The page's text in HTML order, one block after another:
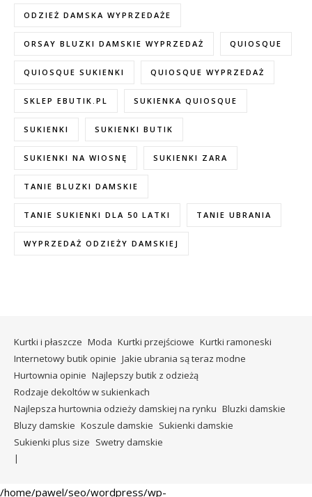
ODZIEŻ DAMSKA WYPRZEDAŻE
ORSAY BLUZKI DAMSKIE WYPRZEDAŻ QUIOSQUE
QUIOSQUE SUKIENKI QUIOSQUE WYPRZEDAŻ
SKLEP EBUTIK.PL SUKIENKA QUIOSQUE
SUKIENKI SUKIENKI BUTIK
SUKIENKI NA WIOSNĘ SUKIENKI ZARA
TANIE BLUZKI DAMSKIE
TANIE SUKIENKI DLA 50 LATKI TANIE UBRANIA
WYPRZEDAŻ ODZIEŻY DAMSKIEJ
Kurtki i płaszcze Moda Kurtki przejściowe Kurtki ramoneski
Internetowy butik opinie Jakie ubrania są teraz modne
Hurtownia opinie Najlepszy butik z odzieżą
Rodzaje dekoltów w sukienkach
Najlepsza hurtownia odzieży damskiej na rynku Bluzki damskie
Bluzy damskie Koszule damskie Sukienki damskie
Sukienki plus size Swetry damskie
/home/pawel/seo/wordpress/wp-